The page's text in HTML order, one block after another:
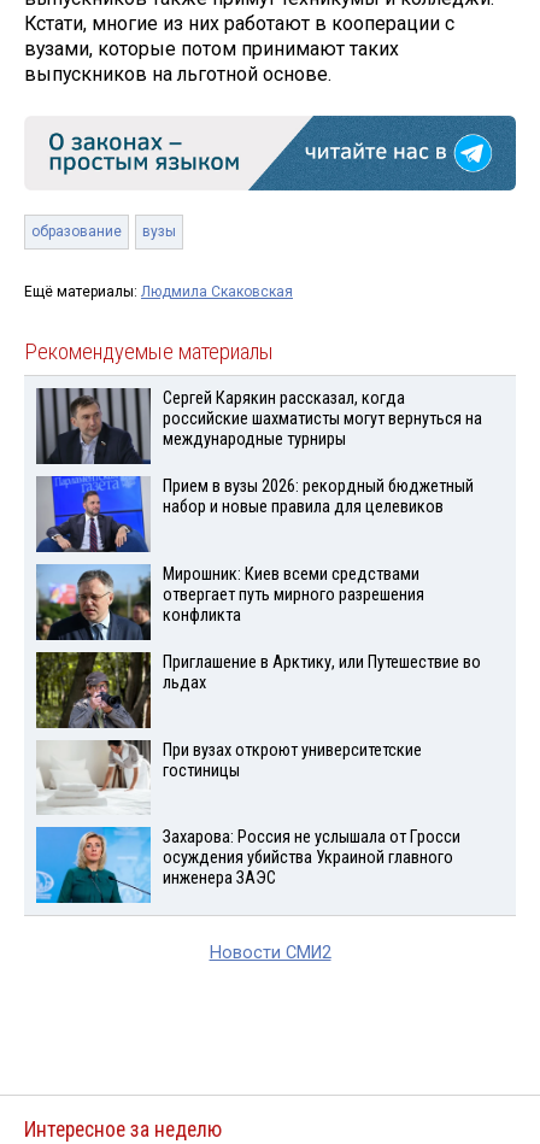
Кстати, многие из них работают в кооперации с
вузами, которые потом принимают таких
выпускников на льготной основе.
образование вузы
Ещё материалы: Людмила Скаковская
Рекомендуемые материалы
Сергей Карякин рассказал, когда
российские шахматисты могут вернуться на
международные турниры
Прием в вузы 2026: рекордный бюджетный
набор и новые правила для целевиков
Мирошник: Киев всеми средствами
отвергает путь мирного разрешения
конфликта
Приглашение в Арктику, или Путешествие во
льдах
При вузах откроют университетские
гостиницы
Захарова: Россия не услышала от Гросси
осуждения убийства Украиной главного
инженера ЗАЭС
Новости СМИ2
Интересное за неделю